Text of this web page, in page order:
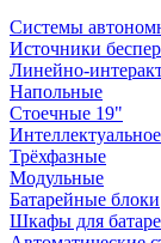
Системы
Источники
Линейно-
Напольные
Стоечные 19"
Трёхфазные
Модульные
Батарейные блоки
Шкафы для